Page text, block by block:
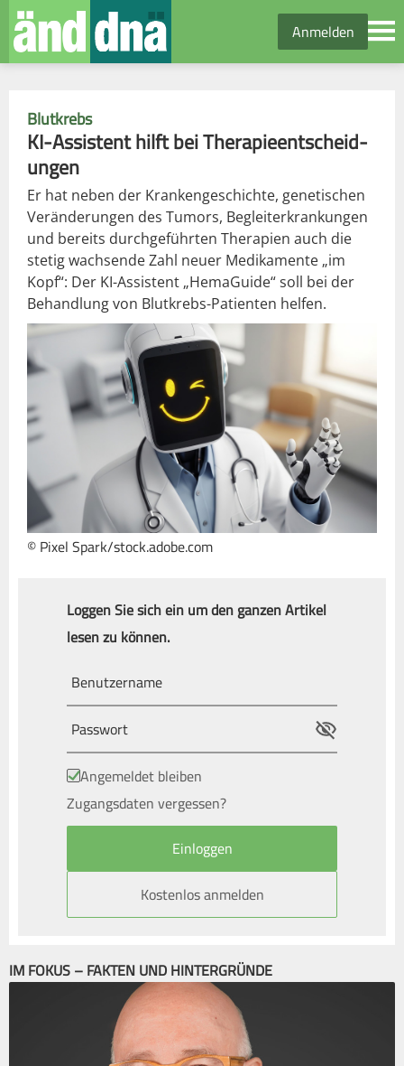
Anmelden
Blutkrebs
KI-Assistent hilft bei Therapie­entscheid­
ungen
Er hat neben der Krankengeschichte, genetischen
Veränderungen des Tumors, Begleiterkrankungen
und bereits durchgeführten Therapien auch die
stetig wachsende Zahl neuer Medikamente „im
Kopf“: Der KI-Assistent „HemaGuide“ soll bei der
Behandlung von Blutkrebs-Patienten helfen.
© Pixel Spark/stock.adobe.com
Loggen Sie sich ein um den ganzen Artikel
lesen zu können.
Angemeldet bleiben
Zugangsdaten vergessen?
Kostenlos anmelden
IM FOKUS – FAKTEN UND HINTERGRÜNDE